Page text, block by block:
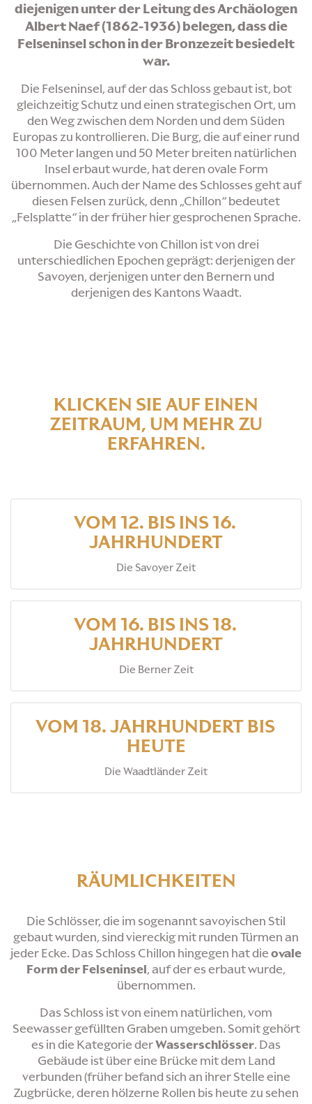
diejenigen unter der Leitung des Archäologen
Albert Naef (1862-1936) belegen, dass die
Felseninsel schon in der Bronzezeit besiedelt
war.
Die Felseninsel, auf der das Schloss gebaut ist, bot
gleichzeitig Schutz und einen strategischen Ort, um
den Weg zwischen dem Norden und dem Süden
Europas zu kontrollieren. Die Burg, die auf einer rund
100 Meter langen und 50 Meter breiten natürlichen
Insel erbaut wurde, hat deren ovale Form
übernommen. Auch der Name des Schlosses geht auf
diesen Felsen zurück, denn „Chillon“ bedeutet
„Felsplatte“ in der früher hier gesprochenen Sprache.
Die Geschichte von Chillon ist von drei
unterschiedlichen Epochen geprägt: derjenigen der
Savoyen, derjenigen unter den Bernern und
derjenigen des Kantons Waadt.
KLICKEN SIE AUF EINEN
ZEITRAUM, UM MEHR ZU
ERFAHREN.
VOM 12. BIS INS 16.
JAHRHUNDERT
Die Savoyer Zeit
VOM 16. BIS INS 18.
JAHRHUNDERT
Die Berner Zeit
VOM 18. JAHRHUNDERT BIS
HEUTE
Die Waadtländer Zeit
RÄUMLICHKEITEN
Die Schlösser, die im sogenannt savoyischen Stil
gebaut wurden, sind viereckig mit runden Türmen an
jeder Ecke. Das Schloss Chillon hingegen hat die ovale
Form der Felseninsel, auf der es erbaut wurde,
übernommen.
Das Schloss ist von einem natürlichen, vom
Seewasser gefüllten Graben umgeben. Somit gehört
es in die Kategorie derWasserschlösser. Das
Gebäude ist über eine Brücke mit dem Land
verbunden (früher befand sich an ihrer Stelle eine
Zugbrücke, deren hölzerne Rollen bis heute zu sehen